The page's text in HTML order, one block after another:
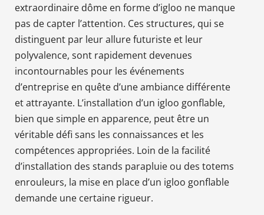
extraordinaire dôme en forme d’igloo ne manque
pas de capter l’attention. Ces structures, qui se
distinguent par leur allure futuriste et leur
polyvalence, sont rapidement devenues
incontournables pour les événements
d’entreprise en quête d’une ambiance différente
et attrayante. L’installation d’un igloo gonflable,
bien que simple en apparence, peut être un
véritable défi sans les connaissances et les
compétences appropriées. Loin de la facilité
d’installation des stands parapluie ou des totems
enrouleurs, la mise en place d’un igloo gonflable
demande une certaine rigueur.